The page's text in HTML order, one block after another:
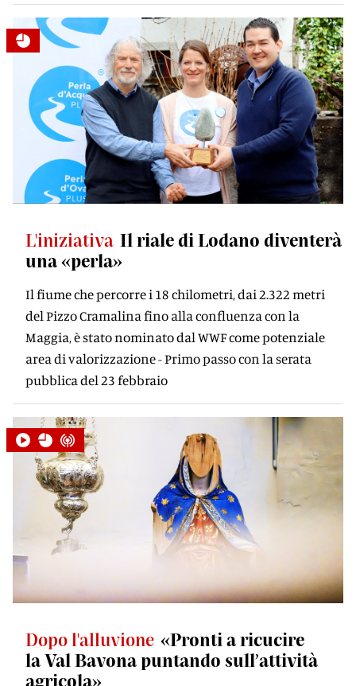
L'iniziativa Il riale di Lodano diventerà
una «perla»
Il fiume che percorre i 18 chilometri, dai 2.322 metri
del Pizzo Cramalina fino alla confluenza con la
Maggia, è stato nominato dal WWF come potenziale
area di valorizzazione - Primo passo con la serata
pubblica del 23 febbraio
Dopo l'alluvione «Pronti a ricucire
la Val Bavona puntando sull’attività
agricola»